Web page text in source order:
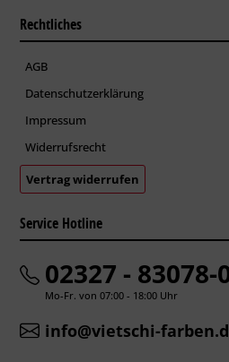
Rechtliches
AGB
Datenschutzerklärung
Impressum
Widerrufsrecht
Vertrag widerrufen
Service Hotline
02327 - 83078-
Mo-Fr. von 07:00 - 18:00 Uhr
info@vietschi-